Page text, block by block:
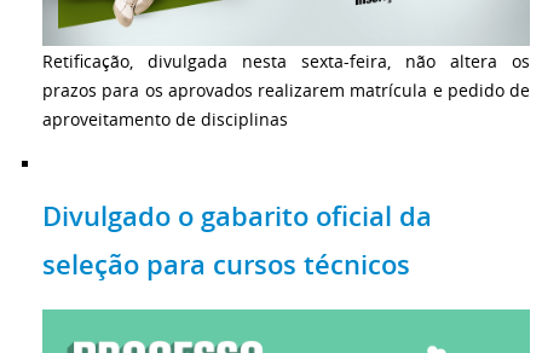
Retificação, divulgada nesta sexta-feira, não altera os
prazos para os aprovados realizarem matrícula e pedido de
aproveitamento de disciplinas
Divulgado o gabarito oficial da
seleção para cursos técnicos